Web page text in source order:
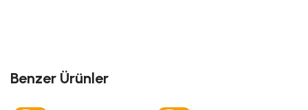
Benzer Ürünler